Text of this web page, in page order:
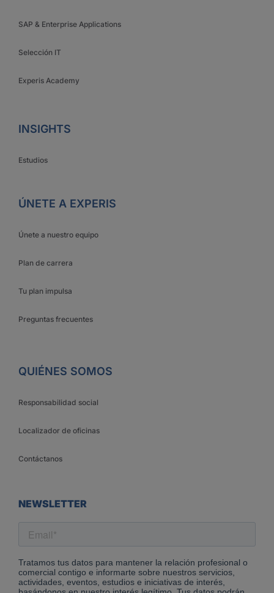
SAP & Enterprise Applications
Selección IT
Experis Academy
INSIGHTS
Estudios
ÚNETE A EXPERIS
Únete a nuestro equipo
Plan de carrera
Tu plan impulsa
Preguntas frecuentes
QUIÉNES SOMOS
Responsabilidad social
Localizador de oficinas
Contáctanos
NEWSLETTER